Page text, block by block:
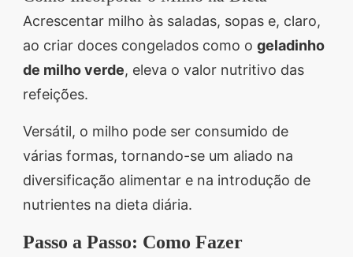
Acrescentar milho às saladas, sopas e, claro,
ao criar doces congelados como o geladinho
de milho verde, eleva o valor nutritivo das
refeições.
Versátil, o milho pode ser consumido de
várias formas, tornando-se um aliado na
diversificação alimentar e na introdução de
nutrientes na dieta diária.
Passo a Passo: Como Fazer